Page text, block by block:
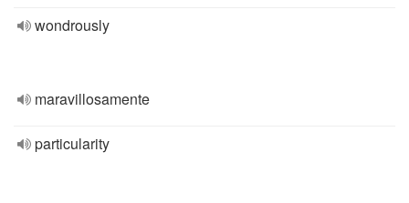
wondrously
maravillosamente
particularity